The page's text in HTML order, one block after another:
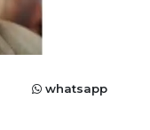
whatsapp